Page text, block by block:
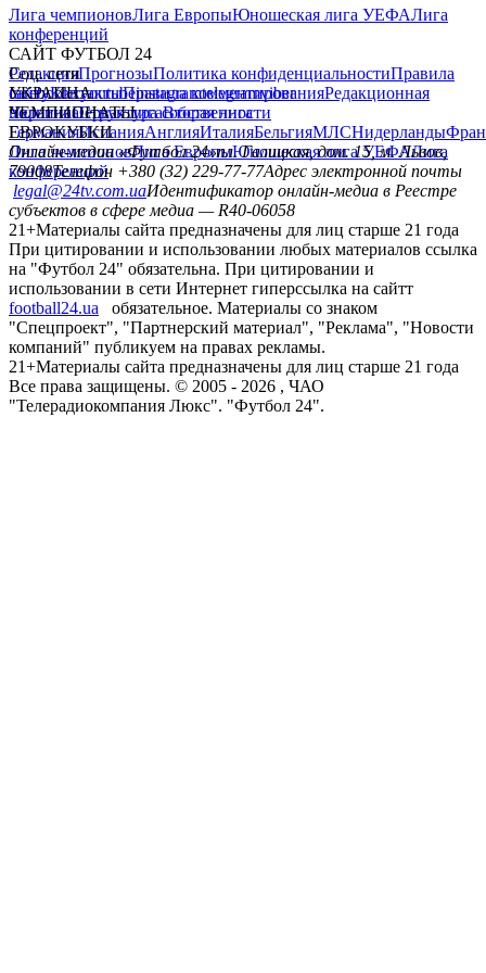
Лига чемпионовЛига ЕвропыЮношеская лига УЕФАЛига
конференций
САЙТ ФУТБОЛ 24
РедакцияПрогнозыПолитика конфиденциальностиПравила
сайтуКонтактыПравила комментированияРедакционная
политикаСтруктура собственности
Соц. сети
facebookxyoutubeinstagramtelegramviber
УКРАИНА
УкраинаПервая лигаВторая лига
ЧЕМПИОНАТЫ
ГерманияИспанияАнглияИталияБельгияМЛСНидерланды
ЕВРОКУБКИ
Лига чемпионовЛига ЕвропыЮношеская лига УЕФАЛига
конференций
Онлайн-медиа «Футбол 24»пл. Галицкая, дом. 15, м. Львов,
79008Телефон +380 (32) 229-77-77Адрес электронной почты
legal@24tv.com.uaИдентификатор онлайн-медиа в Реестре
субъектов в сфере медиа — R40-06058
21+Материалы сайта предназначены для лиц старше 21 года
При цитировании и использовании любых материалов ссылка
на "Футбол 24" обязательна. При цитировании и
использовании в сети Интернет гиперссылка на сайтт
football24.ua
обязательное. Материалы со знаком
"Спецпроект", "Партнерский материал", "Реклама", "Новости
компаний" публикуем на правах рекламы.
21+Материалы сайта предназначены для лиц старше 21 года
Все права защищены. © 2005 - 2026 , ЧАО
"Телерадиокомпания Люкс". "Футбол 24".